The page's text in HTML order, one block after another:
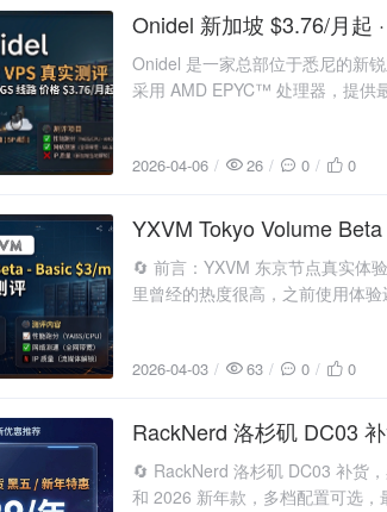
2026-04-06
Onidel 新加坡 $3.76/月起
Onidel 是一家总部位于悉尼的新
采用 AMD EPYC™ 处理器，提供
2026-04-06 26 0 0
2026-04-03
YXVM Tokyo Volume
🔄 前言：YXVM 东京节点真实体
里曾经的热度很高，之前使用体
2026-04-03 63 0 0
2026-03-20
RackNerd 洛杉矶 DC03
🔄 RackNerd 洛杉矶 DC03 补货
和 2026 新年款，多档配置可选